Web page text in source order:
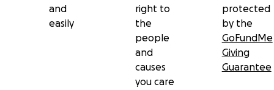
and
easily
right to
the
people
and
causes
you care
protected
by the
GoFundMe
Giving
Guarantee